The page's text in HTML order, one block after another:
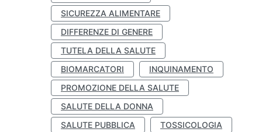
SICUREZZA ALIMENTARE
DIFFERENZE DI GENERE
TUTELA DELLA SALUTE
BIOMARCATORI
INQUINAMENTO
PROMOZIONE DELLA SALUTE
SALUTE DELLA DONNA
SALUTE PUBBLICA
TOSSICOLOGIA